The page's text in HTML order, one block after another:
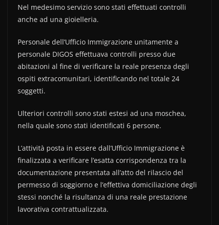
Nel medesimo servizio sono stati effettuati controlli
anche ad una gioielleria.
Personale dell’Ufficio Immigrazione unitamente a
personale DIGOS effettuava controlli presso due
abitazioni al fine di verificare la reale presenza degli
ospiti extracomunitari, identificando nel totale 24
soggetti.
Ulteriori controlli sono stati estesi ad una moschea,
nella quale sono stati identificati 6 persone.
L’attività posta in essere dall’Ufficio Immigrazione è
finalizzata a verificare l’esatta corrispondenza tra la
documentazione presentata all’atto del rilascio del
permesso di soggiorno e l’effettiva domiciliazione degli
stessi nonché la risultanza di una reale prestazione
lavorativa contrattualizzata.